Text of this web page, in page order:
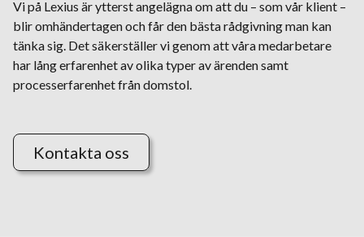
Vi på Lexius är ytterst angelägna om att du – som vår klient –
blir omhändertagen och får den bästa rådgivning man kan
tänka sig. Det säkerställer vi genom att våra medarbetare
har lång erfarenhet av olika typer av ärenden samt
processerfarenhet från domstol.
Kontakta oss